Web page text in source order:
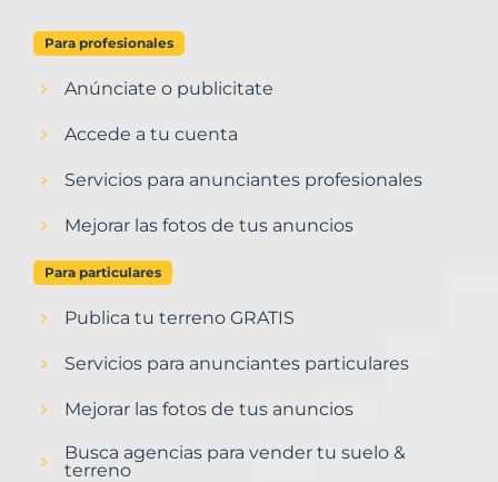
Para profesionales
Anúnciate o publicitate
Accede a tu cuenta
Servicios para anunciantes profesionales
Mejorar las fotos de tus anuncios
Para particulares
Publica tu terreno GRATIS
Servicios para anunciantes particulares
Mejorar las fotos de tus anuncios
Busca agencias para vender tu suelo &
terreno